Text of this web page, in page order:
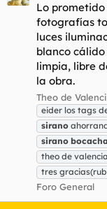
Lo prometido
fotografías
luces
blanco cálido
limpia, libre
la obra.
Theo de
eider los tags
sirano
sirano
theo de
tres
Foro General